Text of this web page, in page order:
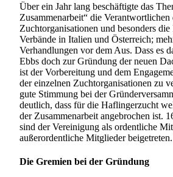
Über ein Jahr lang beschäftigte das
Zusammenarbeit“ die
Zuchtorganisationen und besonders
Verbände in Italien und Österreich;
Verhandlungen vor dem Aus. Dass es
Ebbs doch zur Gründung der neuen
ist der Vorbereitung und dem
der einzelnen Zuchtorganisationen zu
gute Stimmung bei der
deutlich, dass für die Haflingerzucht
der Zusammenarbeit angebrochen ist.
sind der Vereinigung als ordentliche
außerordentliche Mitglieder beigetreten.
Die Gremien bei der Gründung